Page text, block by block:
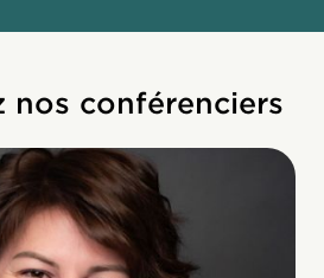
nos conférenciers